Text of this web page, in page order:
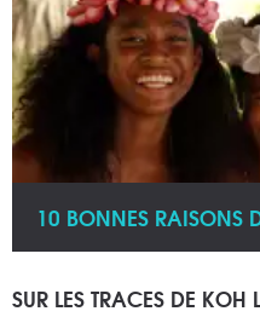
10 BONNES RAISONS
SUR LES TRACES DE KOH